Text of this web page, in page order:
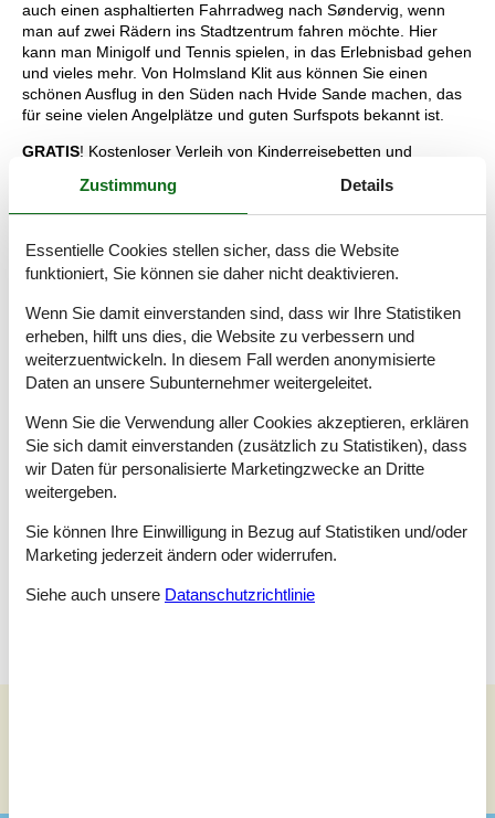
auch einen asphaltierten Fahrradweg nach Søndervig, wenn
man auf zwei Rädern ins Stadtzentrum fahren möchte. Hier
kann man Minigolf und Tennis spielen, in das Erlebnisbad gehen
und vieles mehr. Von Holmsland Klit aus können Sie einen
schönen Ausflug in den Süden nach Hvide Sande machen, das
für seine vielen Angelplätze und guten Surfspots bekannt ist.
GRATIS! Kostenloser Verleih von Kinderreisebetten und
allerdings nur dann, wenn auch in Ihrem Mietobjekt ein Hund
erlaubt ist. Die Abholung und Rückgabe aller Gegenstände
Lademöglichkeit für E-Autos: Schauen Sie bitte unter
Lademöglichkeit für E-Autos vorhanden ist.
Raumaufteilung
Schlafzimmer
Einzelbett
Schlafzimmer
Doppelbett
Schlafzimmer
Doppelbett
Zustimmung Details
Essentielle Cookies stellen sicher, dass die Website
funktioniert, Sie können sie daher nicht deaktivieren.
Wenn Sie damit einverstanden sind, dass wir Ihre Statistiken
erheben, hilft uns dies, die Website zu verbessern und
weiterzuentwickeln. In diesem Fall werden anonymisierte
Daten an unsere Subunternehmer weitergeleitet.
Wenn Sie die Verwendung aller Cookies akzeptieren, erklären
Sie sich damit einverstanden (zusätzlich zu Statistiken), dass
wir Daten für personalisierte Marketingzwecke an Dritte
weitergeben.
Sie können Ihre Einwilligung in Bezug auf Statistiken und/oder
Marketing jederzeit ändern oder widerrufen.
Siehe auch unsere Datanschutzrichtlinie